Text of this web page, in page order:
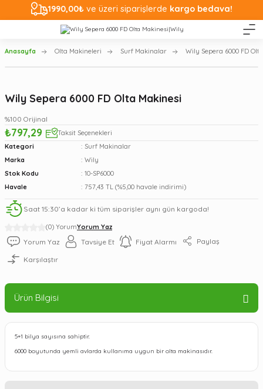
1990,00₺ ve üzeri siparişlerde kargo bedava!
Anasayfa Olta Makineleri Surf Makinalar Wily Sepera 6000 FD
(0) YorumYorum Yaz
Wily Sepera 6000 FD Olta Makinesi
%100 Orijinal
₺797,29
Taksit Seçenekleri
Kategori
Surf Makinalar
Marka
Wily
Stok Kodu
10-SP6000
Havale
757,43 TL (%5,00 havale indirimi)
Saat 15:30’a kadar ki tüm siparişler aynı gün kargoda!
Yorum Yaz Tavsiye Et Fiyat Alarmı Paylaş
Karşılaştır
Ürün Bilgisi
5+1 bilya sayısına sahiptir.
6000 boyutunda yemli avlarda kullanıma uygun bir olta makinasıdır.